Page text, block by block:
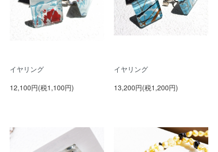
イヤリング
12,100円(税1,100円)
イヤリング
13,200円(税1,200円)